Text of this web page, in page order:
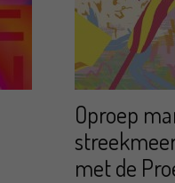
Oproep
met de